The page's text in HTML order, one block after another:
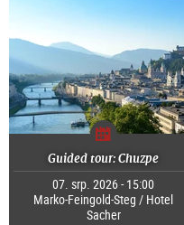
Guided tour: Chuzpe
07. srp. 2026 - 15:00
Marko-Feingold-Steg / Hotel
Sacher